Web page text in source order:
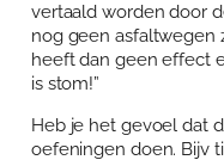
vertaald worden door
nog geen asfaltwegen
heeft dan geen effect
is stom!”
Heb je het gevoel dat
oefeningen doen. Bijv